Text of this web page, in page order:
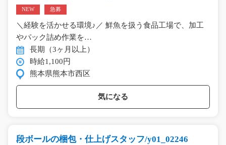
NEW 急募
＼経験を活かせる環境♪／ 鮮魚を扱う食品工場で、加工
やパック詰め作業を…
長期（3ヶ月以上）
時給1,100円
熊本県熊本市西区
気になる
段ボールの梱包・仕上げスタッフ/y01_02246